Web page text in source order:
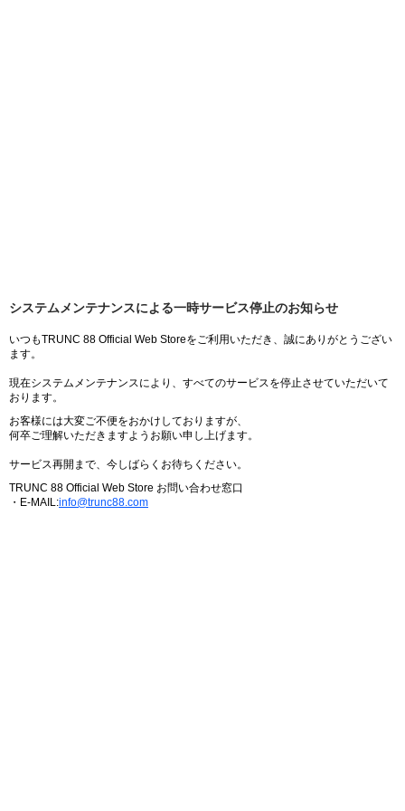
システムメンテナンスによる一時サービス停止のお知らせ
いつもTRUNC 88 Official Web Storeをご利用いただき、誠にありがとうござい
ます。
現在システムメンテナンスにより、すべてのサービスを停止させていただいて
おります。
お客様には大変ご不便をおかけしておりますが、
何卒ご理解いただきますようお願い申し上げます。
サービス再開まで、今しばらくお待ちください。
TRUNC 88 Official Web Store お問い合わせ窓口
・E-MAIL:info@trunc88.com